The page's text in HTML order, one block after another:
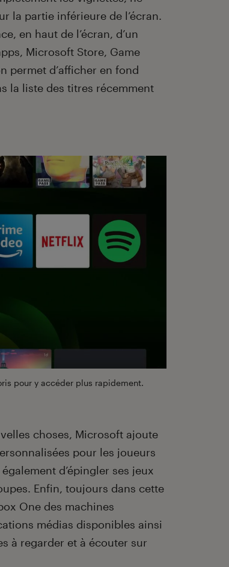
la partie inférieure de l’écran.
en haut de l’écran, d’un
Microsoft Store, Game
permet d’afficher en fond
la liste des titres récemment
pour y accéder plus rapidement.
choses, Microsoft ajoute
pour les joueurs
d’épingler ses jeux
Enfin, toujours dans cette
One des machines
médias disponibles ainsi
à regarder et à écouter sur